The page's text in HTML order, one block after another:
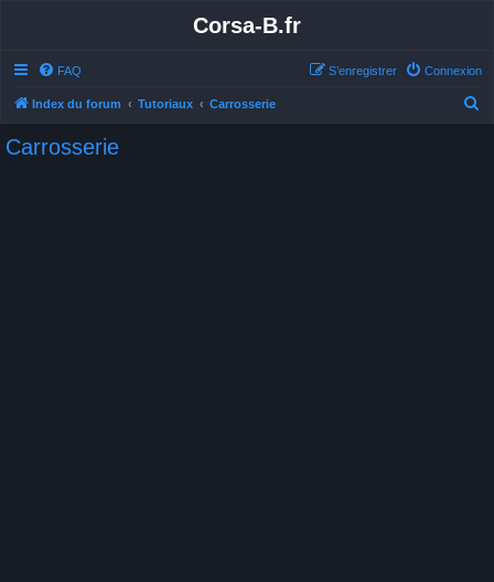
Corsa-B.fr
FAQ Connexion
S’enregistrer
Index du forum Tutoriaux Carrosserie
Carrosserie